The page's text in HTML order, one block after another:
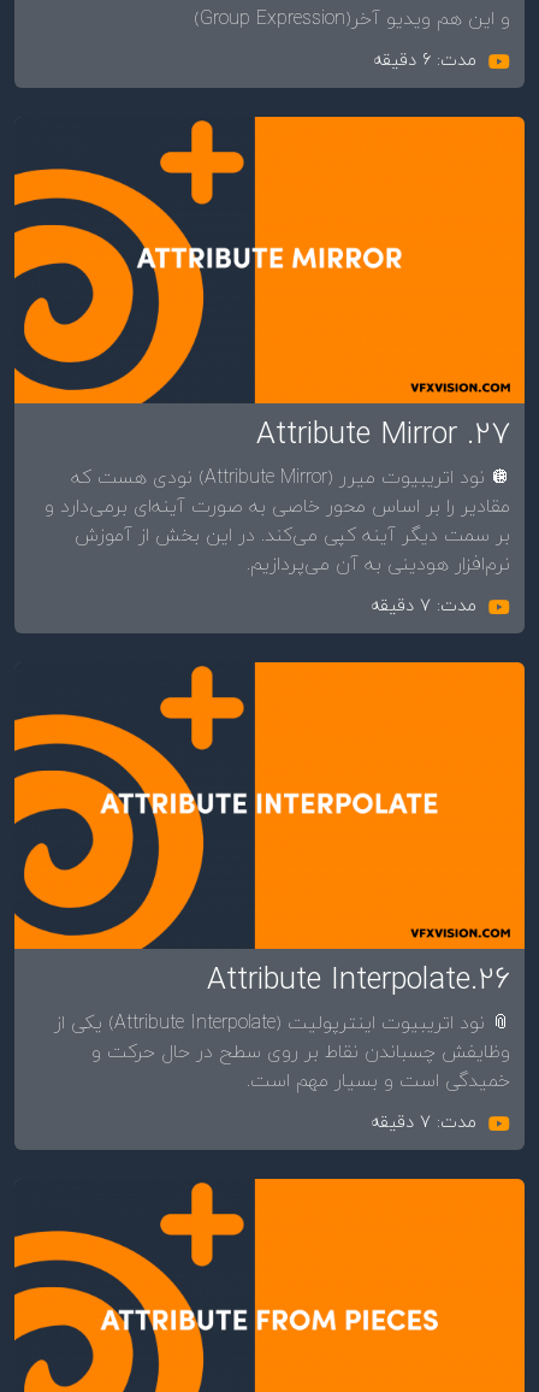
و این هم ویدیو آخر(Group Expression)
مدت: 6 دقیقه
27. Attribute Mirror
🪩 نود اتریبیوت میرر (Attribute Mirror) نودی هست که
مقادیر را بر اساس محور خاصی به صورت آینه‌ای برمی‌دارد و
بر سمت دیگر آینه کپی می‌کند. در این بخش از آموزش
نرم‌افزار هودینی به آن می‌پردازیم.
مدت: 7 دقیقه
26.Attribute Interpolate
📎 نود اتریبیوت اینترپولیت (Attribute Interpolate) یکی از
وظایفش چسباندن نقاط بر روی سطح در حال حرکت و
خمیدگی است و بسیار مهم است.
مدت: 7 دقیقه